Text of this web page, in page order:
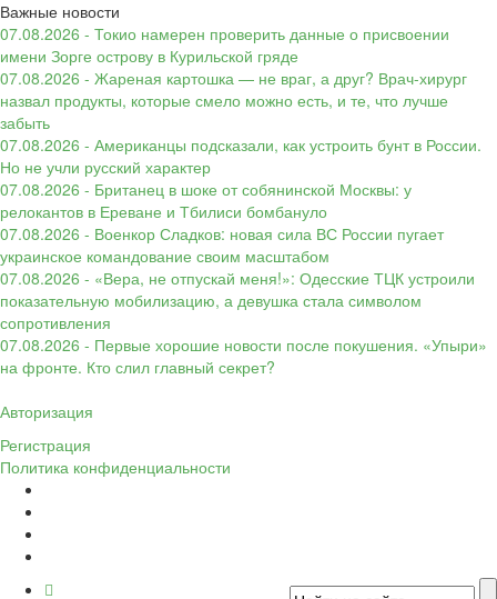
Важные новости
07.08.2026 - Токио намерен проверить данные о присвоении
имени Зорге острову в Курильской гряде
07.08.2026 - Жареная картошка — не враг, а друг? Врач-хирург
назвал продукты, которые смело можно есть, и те, что лучше
забыть
07.08.2026 - Американцы подсказали, как устроить бунт в России.
Но не учли русский характер
07.08.2026 - Британец в шоке от собянинской Москвы: у
релокантов в Ереване и Тбилиси бомбануло
07.08.2026 - Военкор Сладков: новая сила ВС России пугает
украинское командование своим масштабом
07.08.2026 - «Вера, не отпускай меня!»: Одесские ТЦК устроили
показательную мобилизацию, а девушка стала символом
сопротивления
07.08.2026 - Первые хорошие новости после покушения. «Упыри»
на фронте. Кто слил главный секрет?
Авторизация
Регистрация
Политика конфиденциальности